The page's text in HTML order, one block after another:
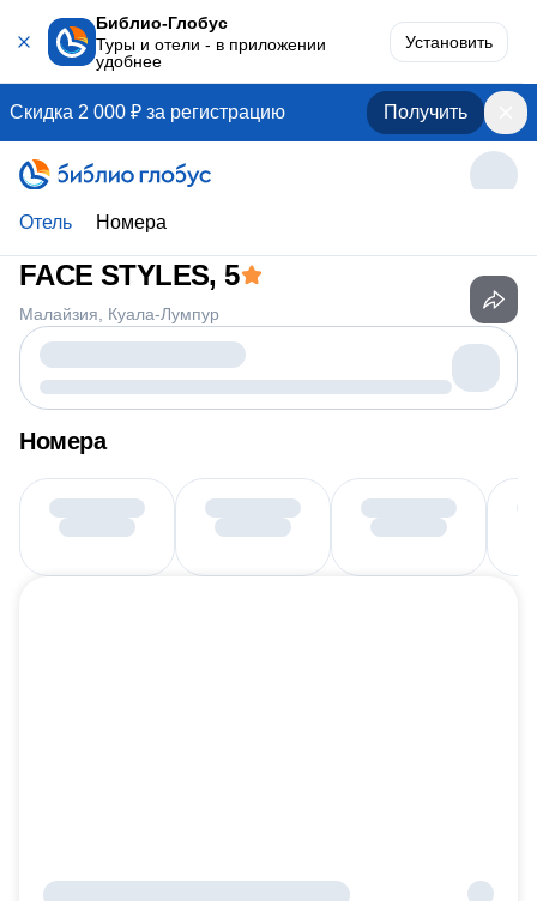
Библио-Глобус
Туры и отели - в приложении
удобнее
Установить
Скидка 2 000 ₽ за регистрацию Получить
Отель Номера
FACE STYLES, 5
Малайзия Куала-Лумпур
Номера